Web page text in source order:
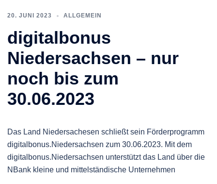
20. JUNI 2023 ALLGEMEIN
digitalbonus
Niedersachsen – nur
noch bis zum
30.06.2023
Das Land Niedersachesen schließt sein Förderprogramm
digitalbonus.Niedersachsen zum 30.06.2023. Mit dem
digitalbonus.Niedersachsen unterstützt das Land über die
NBank kleine und mittelständische Unternehmen